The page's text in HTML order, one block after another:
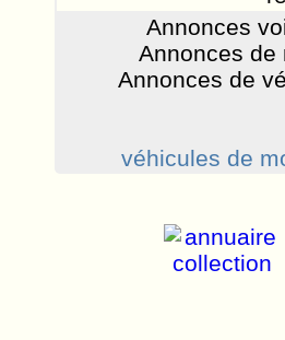
Annonces
Annonces
Annonces de
véhicules de